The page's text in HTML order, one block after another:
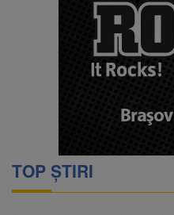
TOP ȘTIRI